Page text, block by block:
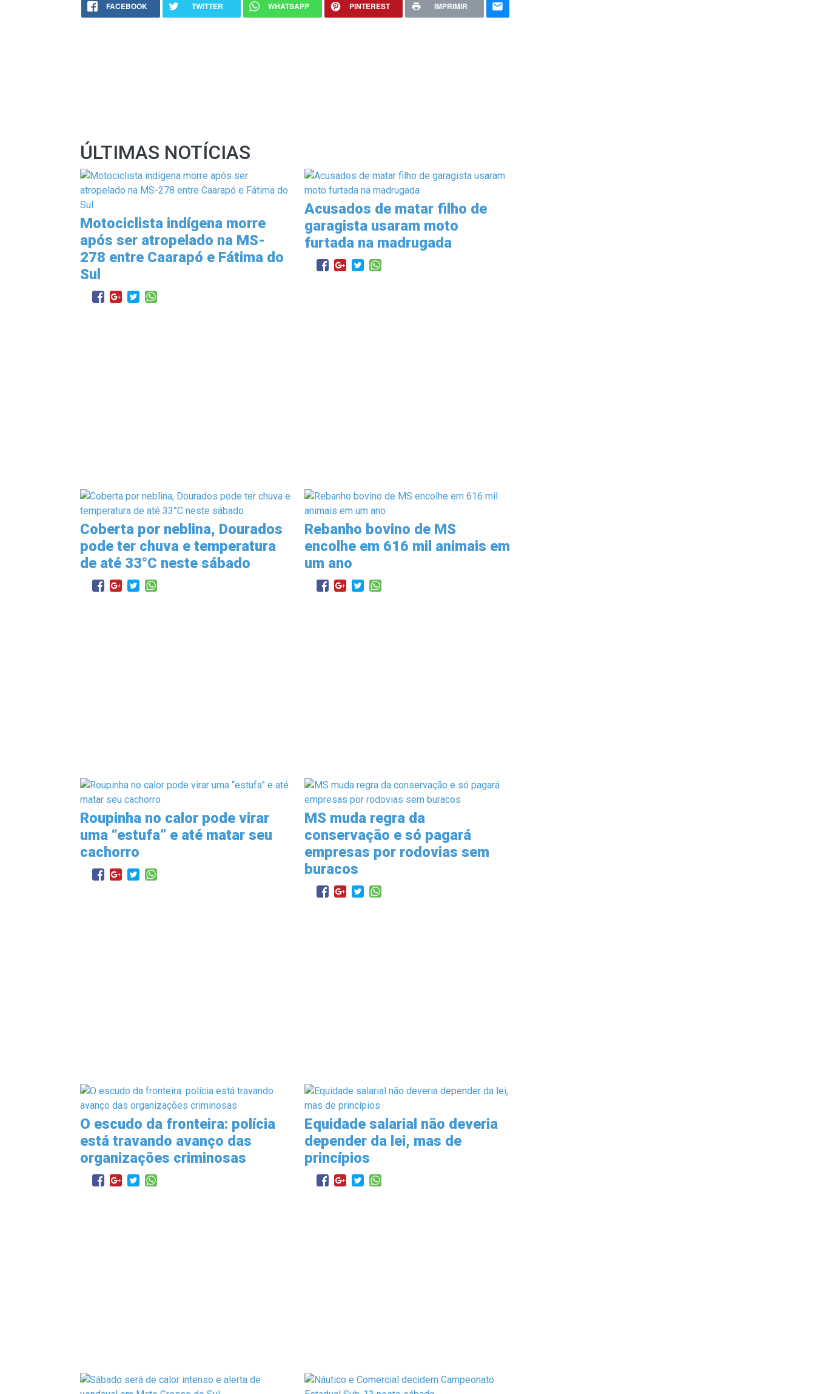
FACEBOOK TWITTER WHATSAPP PINTEREST IMPRIMIR
ÚLTIMAS NOTÍCIAS
Motociclista indígena morre
após ser atropelado na MS-
278 entre Caarapó e Fátima do
Sul
Acusados de matar filho de
garagista usaram moto
furtada na madrugada
Coberta por neblina, Dourados
pode ter chuva e temperatura
de até 33°C neste sábado
Rebanho bovino de MS
encolhe em 616 mil animais em
um ano
Roupinha no calor pode virar
uma “estufa” e até matar seu
cachorro
MS muda regra da
conservação e só pagará
empresas por rodovias sem
buracos
O escudo da fronteira: polícia
está travando avanço das
organizações criminosas
Equidade salarial não deveria
depender da lei, mas de
princípios